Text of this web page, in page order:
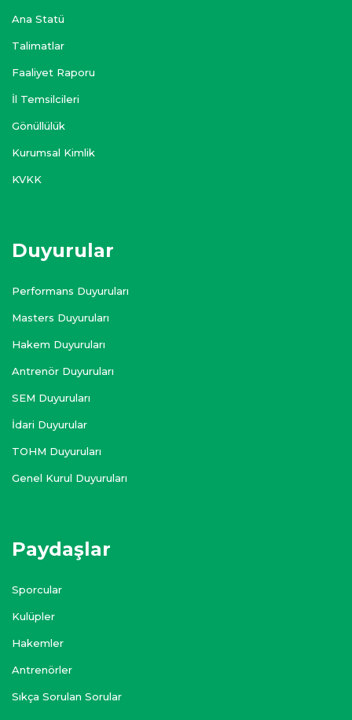
Ana Statü
Talimatlar
Faaliyet Raporu
İl Temsilcileri
Gönüllülük
Kurumsal Kimlik
KVKK
Duyurular
Performans Duyuruları
Masters Duyuruları
Hakem Duyuruları
Antrenör Duyuruları
SEM Duyuruları
İdari Duyurular
TOHM Duyuruları
Genel Kurul Duyuruları
Paydaşlar
Sporcular
Kulüpler
Hakemler
Antrenörler
Sıkça Sorulan Sorular